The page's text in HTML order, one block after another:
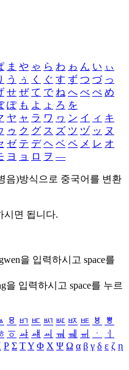
ま や ゃ ら わ ゎ ん い ぃ
う ぅ く ぐ す ず つ づ っ
せ ぜ て で ね へ べ ぺ め
ぽ も よ ょ ろ を
ヤ ャ ラ ワ ヮ ン イ ィ キ
ゥ ク グ ス ズ ツ ヅ ッ ヌ
ゼ テ デ ヘ ベ ペ メ レ オ
ヨ ョ ロ ヲ ―
음)방식으로 중국어를 변환
시면 됩니다.
을 입력하시고 space를
을 입력하시고 space를 누르
ㅱ ㅲ ㅳ ㅴ ㅵ ㅶ ㅷ ㅸ
ㅹ
ㆆ ㆇ ㆈ ㆉ ㆊ ㆋ ㆌ ㆍ
ㆎ
Ρ Σ ΤΥ Φ Χ Ψ Ω α β γ δ ε ζ η